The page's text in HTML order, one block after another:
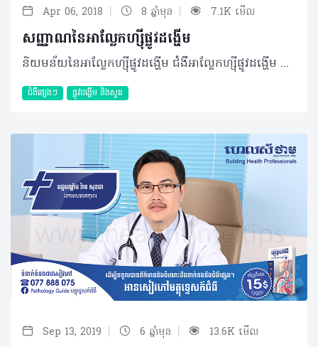
Apr 06, 2018 | 8 ឆ្នាំមុន | 7.1K មើល
សញ្ញាណនៃអាល្លែកហ្ស៊ីផ្លូវដង្ហើម
និយមន័យនៃអាល្លែកហ្ស៊ីផ្លូវដង្ហើម ជំងឺអាល្លែកហ្ស៊ីផ្លូវដង្ហើម គឺជាប្រតិកម្មដែលបង្កឡើងដោយពពួកអាល្លែកហ្សែនធ្វើឲ្យមានការហើម រលាកតាមផ្លូវដង្ហើម។ សម្រាប់ការអង្កេតនៅប្រទេសកម្ពុជាយើងគឺមានការកើនឡើង ជាក់ស្តែង នៅឆ្នាំ២០០៤ ការសិក្សានៅមន្ទីរពេទ្យព្រះអង្គឌួង ករណីអ្នកជំងឺដែលគាត់មកពិគ្រោះឃើញថាមានអាល្លែកហ្ស៊ី១៥% និងនៅឆ្នាំ២០១៥ការសិក្សានៅមន្ទីរពេទ្យព្រះកេតុមាលា ករណីជំងឺអាល្លែកហ្ស៊ីនេះមានការកើនឡើងរហូតដល់២៨%។ តាមទិន្នន័យនៅឆ្នាំ២០០៦ តំបន់នៃពិភពលោកដែលប្រឈមនឹងអាល្លែកហ្ស៊ីខ្ពស់ជាងគេ គឺអ៊ុយគ្រែន រហូតដល់៤០%។ មូលហេតុបង្កឲ្យមានអាល្លែកហ្ស៊ីផ្លូវដង្ហើម • កត្តាខាងក្រៅ -ការផ្លាស់ប្តូរអាកាសធាតុ ដែលយើងហៅថាអាល្លែកហ្ស៊ីរដូវកាល វាកើតមានឡើងពេលប្តូរពីរដូវក្តៅទៅរដូវត្រជាក់ ឬពីរដូវត្រជាក់មករដូវក្តៅ ឬរដូវផ្ការីកដែលធ្វើឲ្យគាត់អាល្លែកហ្ស៊ីជាមួយលម្អងផ្កា -ការបំពុលបរិស្ថាន ផ្សែងបារី ផ្សែងយានយន្តឬផ្សែងចេញពីរោងចក្រ - គេហដ្ឋានមិនស្អាត មានផ្សិតនៅតោងជាប់ជញ្ជាំង ដោយសារជម្រាបទឹកផ្សេងៗ ផ្សិតដុះពីអាហារផ្អូម ឬផ្សិតពីកាកសំណល់ផ្សេងៗ - សត្វចិញ្ចឹម ដែលមានរោមដូចជាសត្វឆ្កែ សត្វឆ្មា សត្វល្អិត ឬពពួកសត្វកន្លាត ទាំងលាមក ទាំងទឹកនោមរបស់វា -Ascariens ជាសត្វល្អិតតូចបំផុតដែលរស់នៅជាប់កម្រាលព្រំ ភួយ មុង ខ្នើយ កន្ទេលជាដើម។ • កត្តាខាងក្នុង - មកពីចំណីអាហារដូចជា គ្រឿងសមុទ្រ ស៊ុតទឹកដោះគោ អាហារផ្អាប់ និងសណ្តែកដី - ថ្នាំពេទ្យ ថ្នាំបុរាណដែលមានការលាយផ្សំចូលគ្នាជាច្រើនមុខ។ បុគ្គលជាកម្មកររោងចក្រ រស់នៅ និងធ្វើការក្នុងបរិស្ថានមិនល្អ ឬធ្វើការក្នុងកសិដ្ឋានចិញ្ចឹមសត្វប្រឈមមុខខ្ពស់នឹងអាល្លែកហ្ស៊ីផ្លូវដង្ហើមបំផុត។ ចំពោះអ្នកអាល្លែកហ្ស៊ីច្រមុះស្រាប់មាន២០%កើតហឺត រីឯបុគ្គលដែលកើតហឺតមាន៥០%អាល្លែកហ្ស៊ីច្រមុះ។ រោគសញ្ញាជាក់ស្តែង មនុស្សម្នាក់អាចសន្និដ្ឋានថាមានជំងឺអាល្លែកហ្ស៊ីផ្លូវដង្ហើមបានផ្អែកលើរោគសញ្ញាដូចជា រមាស់ច្រមុះ តឹងច្រមុះ កណ្តាស់ ហៀរសំបោរ អាចដល់សួតគឺធ្វើឲ្យហត់ភ្លាមៗបន្ទាប់ពីសញ្ញាក្អកទៅតាមដំណាក់កាល។ រោគសញ្ញាបន្ទាប់បន្សំអាចរួមមានអស់កម្លាំង ឈឺក្បាល និងសញ្ញាលើស្បែក ហើយក៏អាចធ្វើឲ្យអ្នកជំងឺគេងមិនបានឬគេងភ្ញាក់ៗ ប៉ះពាល់ដល់ការសិក្សា ការងារ ក៏ដូចជាសង្គមជាតិទាំងមូល។ យន្តការនៃអាល្លែកហ្ស៊ីផ្លូវដង្ហើម ពេលដែលអាល្លែកហែ្សនចូលដល់ក្នុងខ្លួន កោសិកាមួយហៅថាម៉ាក្រូហ្វាចាប់យកអាល្លែកហ្សែនដើម្បីបង្កើតបានជាអង់ទីក័រ។ នៅពេលអាល្លែកហ្សែនចូលលើកទី២ អង់ទីក័រចាប់យកអាល្លែកហ្សែននោះម្តងទៀត ហើយវាបញ្ចេញជាសារធាតុមួយឈ្មោះថាអ៊ីសស្តាមីន (Histamine)ជាហេតុនាំឲ្យមានការលេចចេញជារោគសញ្ញាអាល្លែកហ្ស៊ីផ្សេងៗ។ ការធ្វើរោគវិនិច្ឆ័យអាល្លែកហ្ស៊ីផ្លូវដង្ហើម ដំបូងត្រូវសាកសួរលម្អិតពីប្រវត្តិរបស់ជំងឺ កើតតាំងពីពេលណា តាំងពីកុមារភាព ឬទើបតែកើតមានឡើងថ្មីៗ ប្រវត្តិគ្រួសារ ដោយសារអាល្លែកហ្ស៊ីជាជំងឺតពូជ ប្រសិនបើឪពុក ឬម្តាយមានអាល្លែកហ្ស៊ី នោះកូនអាចប្រឈមនឹងបញ្ហានេះរហូតដល់៣០%។ មួយវិញទៀត ត្រូវសាកសួររហូតដល់ការរស់នៅរបស់គាត់ ដើម្បីរកមូលហេតុធ្វើឲ្យមានអាល្លែកហ្ស៊ី បរិស្ថានការងាររបស់គាត់ ជាកម្មកររោងចក្រ ធ្វើការនៅកន្លែងមួយគ្មានខ្យល់អាកាសឆ្លងកាត់ ឬហប់ កសិដ្ឋានចិញ្ចឹមសត្វ មុខងារ រួមនឹងបរិស្ថានដែលគាត់រស់នៅ។ បន្ទាប់មកតម្រូវឲ្យអ្នកជំងឺពិនិត្យគ្លីនិកដូចជា មើលច្រមុះ បំពង់ក ដើម្បីរកមើលកត្តាអាល្លែកហ្ស៊ី។ ក្រៅពីនេះ មានការធ្វើតេស្តឈាមដើម្បីសិក្សារក IgE specific រកមើលសារធាតុអាល្លែកហ្ស៊ី និងបច្ចេកទេសចុងក្រោយ គឺការធ្វើតេស្តលើស្បែក ហៅថា Skin Prick Testsដែលមានសារធាតុយកមកធ្វើតេស្តច្រើនយ៉ាង។ អាល្លែកហ្ស៊ីផ្លូវដង្ហើមត្រូវព្យាបាលរបៀបណា? ការព្យាបាលជារឿងមួយសំខាន់បំផុត ជាដំបូងត្រូវផ្អែកលើការសាកសួរអ្នកជំងឺ ប្រសិនបើគាត់មានអាល្លែកហ្ស៊ីជាមួយសារធាតុណាមួយ ត្រូវចៀសសារធាតុនោះ។ ឧទាហរណ៍ បើគាត់ញ៉ាំទឹកដោះគោហើយបណ្តាលឲ្យគាត់ក្អក រមាស់ក ឬកណ្តាស់ ត្រូវណែនាំឲ្យគាត់បញ្ឈប់ នោះគាត់នឹងមានភាពធូរស្រាល។ ដូចនេះ អ្នកជំងឺចាំបាច់ត្រូវធ្វើការអង្កេតខ្លួនឯងផ្ទាល់។ ម៉្យាងទៀត អ្នកជំងឺអាចតម្រូវឲ្យប្រើប្រាស់ថ្នាំប្រភេទប្រឆាំងនឹងអីុសស្តាមីន (Antihistaminic) ឬពពួក Corticoid ទាំងប្រភេទថ្នាំលេប និងថ្នាំបាញ់ទៅតាមសញ្ញាអាល្លែកហ្ស៊ីដែលគ្រូពេទ្យចេញវេជ្ជបញ្ជា។ ជាទូទៅការការពារ និងព្យាបាលជំងឺអាល្លែកហ្ស៊ីផ្លូវដង្ហើមត្រូវធ្វើឡើងទន្ទឹមគ្នា ដោយហាត់ប្រាណជាប្រចាំ ព្រោះវាអាចជួយឲ្យប្រព័ន្ធភាពស៊ាំកាន់តែមានភាពរឹងមាំ ហើយនៅពេលពួកគាត់ប៉ះជាមួយអាលែ្លកហ្សែនតិចតួចនឹងមិនចេញនូវសញ្ញាអាល្លែកហ្ស៊ីនោះទេ។ មួយវិញទៀត ត្រូវប្រកាន់ខ្ជាប់នូវអនាម័យ ផឹកស្អាត ហូបស្អាត រស់នៅស្អាត និងត្រូវទម្លាប់ប្រើម៉ាស់ជាប្រចាំ ឬអាចប្រើប្រាស់ថ្នាំការពារទុកជាមុន។ ប្រដាប់ដង្ហើមជាផ្នែកមួយដ៏សំខាន់នៃរាងកាយនៅពេលមានផលប៉ះពាល់ ឬហើម បុគ្គលនោះត្រូវជួបជាមួយបញ្ហា ទាំងសុខភាព ថវិកា ពេលវេលា ការរៀនសូត្រ ការងារ និងសង្គមទាំងមូល។ ជាក់ស្តែង ជាឧទាហរណ៍ស្រាប់នៅប្រទេសបារាំងឆ្នាំ២០០២ មានការខាតបង់បណ្តាលមកពីបញ្ហាអាល្លែកហ្ស៊ី រហូតដល់៩១៥លានអឺរ៉ូ។ ដូច្នេះគ្រប់គ្នាចាំបាច់ត្រូវចូលរួមប្រយុទ្ធប្រឆាំងជាមួយជំងឺអាល្លែកហ្ស៊ីនេះដោយយ៉ាងហោចណាស់ខិតខំសម្អាតទីក្រុងឲ្យបានស្អាត។ បញ្ជាក់ ៖ ទិវាពិភពលោកប្រយុទ្ធប្រឆាំងជំងឺអាល្លែកហ្ស៊ីនឹងប្រារព្ធឡើងចាប់ពីថ្ងៃទី២២ ដល់ ២៨ ខែមេសាឆ្នាំ២០១៨។ បកស្រាយដោយ ៖​ វេជ្ជបណ្ឌិត សុខ គួង ឯកទេស ត្រចៀក ច្រមុះ បំពង់ក មានតួនាទីជាអនុប្រធានផ្នែកត្រចៀក ច្រមុះ បំពង់ក នៃមន្ទីរពេទ្យព្រះអង្គឌួង ©2018 រក្សាសិទ្ធិគ្រប់យ៉ាង​ដោយ Healthtime Corporation ចំពោះគ្រប់អត្ថបទដោយគ្មានផ្នែកណាមួយត្រូវបោះពុម្ពផ្សាយចូល ប្រព័ន្ធអ៊ីនធឺណែតឧបករណ៍អេឡិចត្រូនិកអាត់ជាសំឡេងឬថតចំលងគ្រប់រូបភាពដោយគ្មានការអនុញ្ញាតឡើយ
ជំងឺផ្សេងៗ ផ្លូវដង្ហើម និងសួត
Sep 13, 2019 | 6 ឆ្នាំមុន | 13.6K មើល